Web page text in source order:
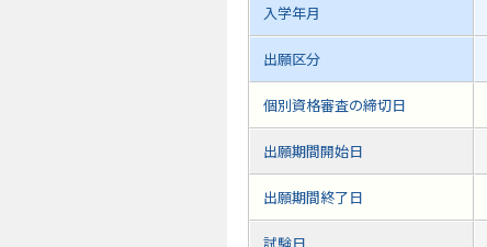
入学年月
出願区分
個別資格審査の締切日
出願期間開始日
出願期間終了日